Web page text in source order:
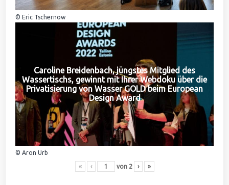
© Eric Tschernow
Caroline Breidenbach, jüngstes Mitglied des
Wassertischs, gewinnt mit Ihrer Webdoku über die
Privatisierung von Wasser GOLD beim European
Design Award
© Aron Urb
« ‹ von 2 › »